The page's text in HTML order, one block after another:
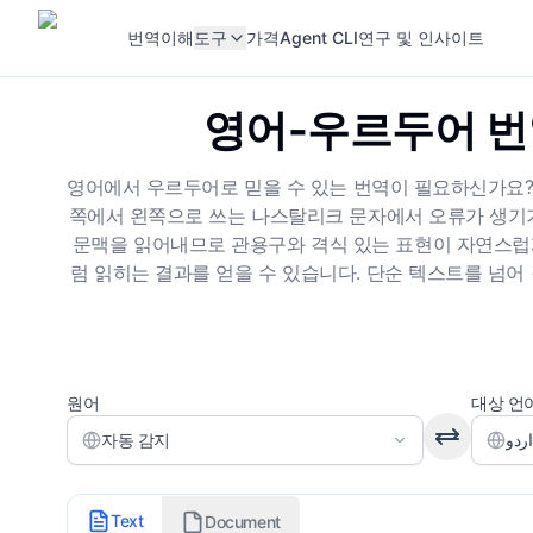
번역이해 도구 가격Agent CLI연구 및 인사이트
영어-우르두어
영어에서 우르두어로 믿을 수 있는 번역이 필요하신가
쪽에서 왼쪽으로 쓰는 나스탈리크 문자에서 오류가 생
문맥을 읽어내므로 관용구와 격식 있는 표현이 자연스
럼 읽히는 결과를 얻을 수 있습니다. 단순 텍스트를 넘
원어
자동 감지
대상 언
번역 스타일
Text Document